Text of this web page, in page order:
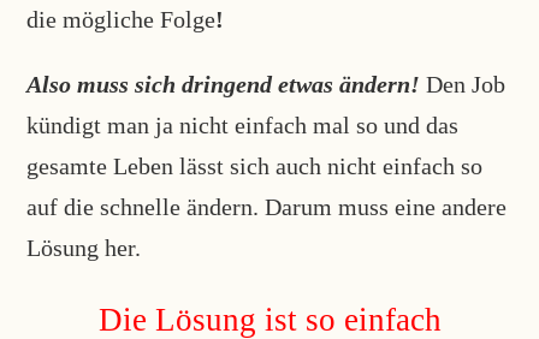
die mögliche Folge!
Also muss sich dringend etwas ändern! Den Job
kündigt man ja nicht einfach mal so und das
gesamte Leben lässt sich auch nicht einfach so
auf die schnelle ändern. Darum muss eine andere
Lösung her.
Die Lösung ist so einfach